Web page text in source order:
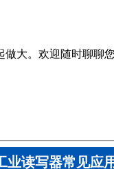
大。欢迎随时聊聊您
业读写器常见应